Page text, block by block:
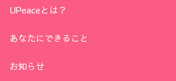
UPeaceとは？
あなたにできること
お知らせ